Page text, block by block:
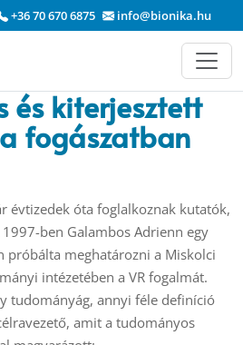
+36 70 670 6875 info@bionika.hu
és kiterjesztett
fogászatban
évtizedek óta foglalkoznak kutatók,
ben Galambos Adrienn egy
próbálta meghatározni a Miskolci
intézetében a VR fogalmát.
tudományág, annyi féle definíció
amit a tudományos